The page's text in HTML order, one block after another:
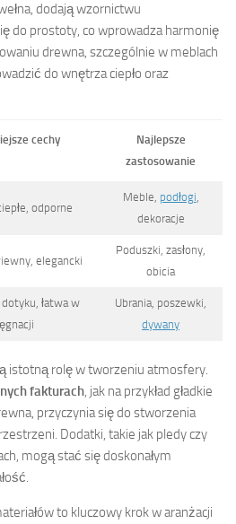
dodają wzornictwu
do prostoty, co wprowadza harmonię
drewna, szczególnie w meblach
do wnętrza ciepło oraz
cechy
Najlepsze
zastosowanie
odporne
Meble, podłogi,
dekoracje
elegancki
Poduszki, zasłony,
obicia
łatwa w
Ubrania, poszewki,
dywany
istotną rolę w tworzeniu atmosfery.
fakturach, jak na przykład gładkie
przyczynia się do stworzenia
Dodatki, takie jak pledy czy
mogą stać się doskonałym
to kluczowy krok w aranżacji